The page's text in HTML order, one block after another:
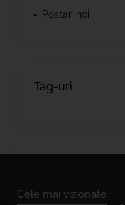
Postari noi
Tag-uri
Cele mai vizionate